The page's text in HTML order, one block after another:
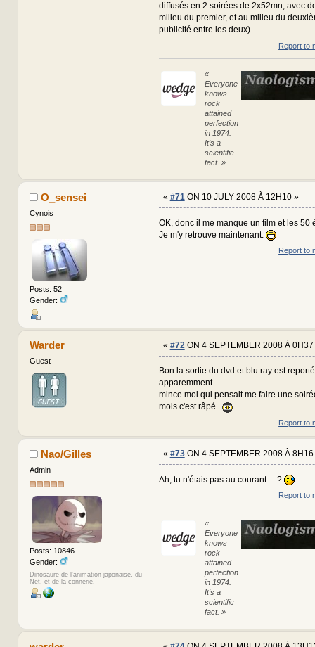
diffusés en 2 soirées de 2x52mn, avec
milieu du premier, et au milieu du
publicité entre les deux).
Report to
«
Everyone
knows
rock
attained
perfection
in 1974.
It's a
scientific
fact. »
O_sensei
Cynois
Posts: 52
Gender:
« #71 ON 10 JULY 2008 À 12H10 »
OK, donc il me manque un film et les 50
Je m'y retrouve maintenant.
Report to
Warder
Guest
« #72 ON 4 SEPTEMBER 2008 À 0H37
Bon la sortie du dvd et blu ray est
apparemment.
mince moi qui pensait me faire une
mois c'est râpé.
Report to
Nao/Gilles
Admin
Posts: 10846
Gender:
Dinosaure de l'animation japonaise, du
Net, et de la connerie.
« #73ON 4 SEPTEMBER 2008 À 8H16
Ah, tu n'étais pas au courant.....?
Report to
«
Everyone
knows
rock
attained
perfection
in 1974.
It's a
scientific
fact. »